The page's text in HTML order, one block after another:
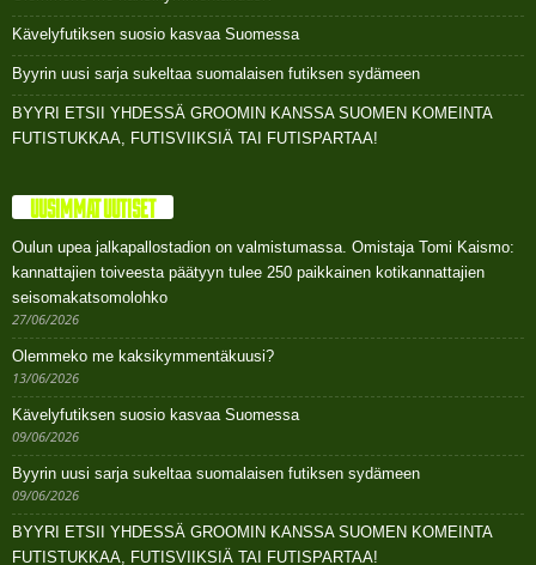
Kävelyfutiksen suosio kasvaa Suomessa
Byyrin uusi sarja sukeltaa suomalaisen futiksen sydämeen
BYYRI ETSII YHDESSÄ GROOMIN KANSSA SUOMEN KOMEINTA
FUTISTUKKAA, FUTISVIIKSIÄ TAI FUTISPARTAA!
UUSIMMAT UUTISET
Oulun upea jalkapallostadion on valmistumassa. Omistaja Tomi Kaismo:
kannattajien toiveesta päätyyn tulee 250 paikkainen kotikannattajien
seisomakatsomolohko
27/06/2026
Olemmeko me kaksikymmentäkuusi?
13/06/2026
Kävelyfutiksen suosio kasvaa Suomessa
09/06/2026
Byyrin uusi sarja sukeltaa suomalaisen futiksen sydämeen
09/06/2026
BYYRI ETSII YHDESSÄ GROOMIN KANSSA SUOMEN KOMEINTA
FUTISTUKKAA, FUTISVIIKSIÄ TAI FUTISPARTAA!